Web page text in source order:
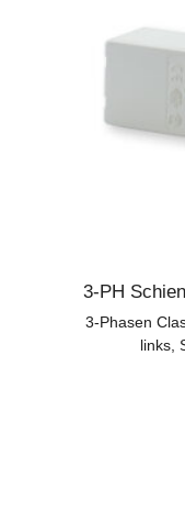
3-PH
3-Phasen
links,